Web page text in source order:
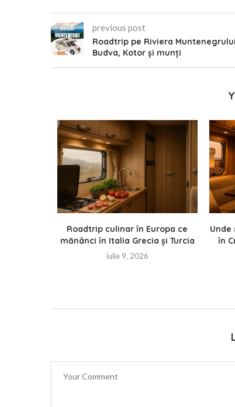
previous post
Roadtrip pe Riviera
Budva, Kotor și munți
Roadtrip culinar în Europa ce
mănânci în Italia Grecia și Turcia
iulie 9, 2026
Unde
în